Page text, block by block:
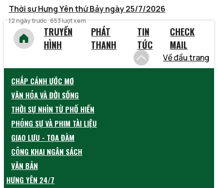
Thời sự Hưng Yên thứ Bảy ngày 25/7/2026
12 ngày trước 653 lượt xem
TRUYỀN
HÌNH
PHÁT
THANH
TIN
TỨC
CHECK
MAIL
Về đầu trang
CHẮP CÁNH ƯỚC MƠ
VĂN HÓA VÀ ĐỜI SỐNG
THỜI SỰ NHÌN TỪ PHỐ HIẾN
PHÓNG SỰ VÀ PHIM TÀI LIỆU
GIAO LƯU - TỌA ĐÀM
CÔNG KHAI NGÂN SÁCH
VĂN BẢN
HƯNG YÊN 24/7